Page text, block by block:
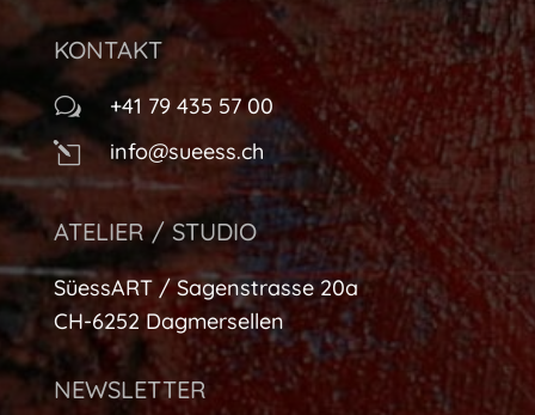
KONTAKT
w +41 79 435 57 00
l info@sueess.ch
ATELIER / STUDIO
SüessART / Sagenstrasse 20a
CH-6252 Dagmersellen
NEWSLETTER